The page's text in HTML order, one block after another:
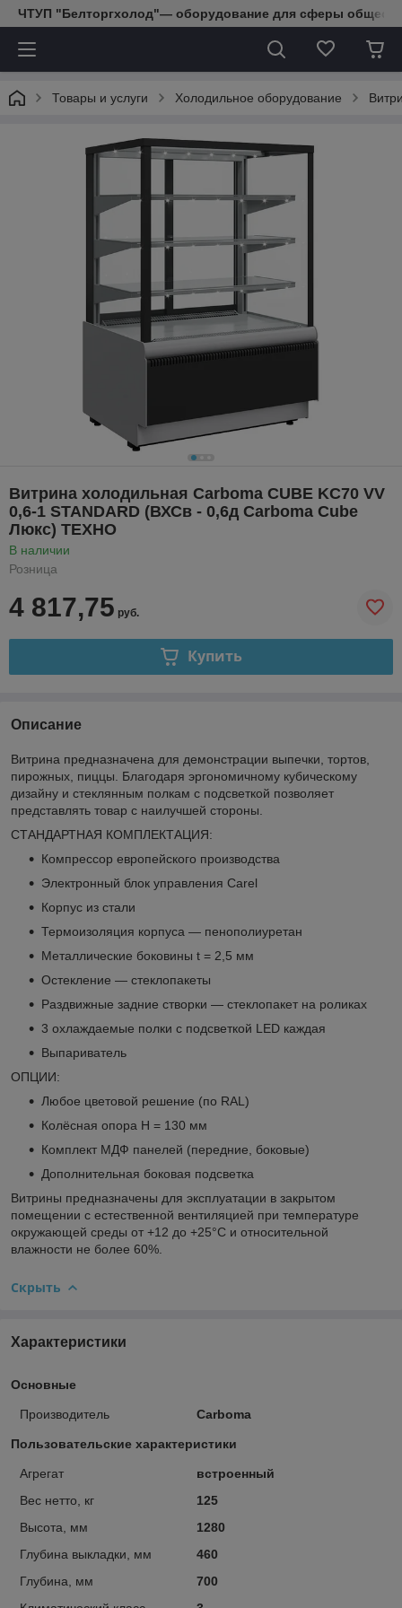
ЧТУП "Белторгхолод"— оборудование для сферы
Товары и услуги Холодильное оборудование
Витрина холодильная Carboma CUBE KC70 VV
0,6-1 STANDARD (ВХСв - 0,6д Carboma Cube
Люкс) ТЕХНО
В наличии
Розница
4 817,75 руб.
Купить
Описание
Витрина предназначена для демонстрации выпечки, тортов,
пирожных, пиццы. Благодаря эргономичному кубическому
дизайну и стеклянным полкам с подсветкой позволяет
представлять товар с наилучшей стороны.
СТАНДАРТНАЯ КОМПЛЕКТАЦИЯ:
Компрессор европейского производства
Электронный блок управления Carel
Корпус из стали
Термоизоляция корпуса — пенополиуретан
Металлические боковины t = 2,5 мм
Остекление — стеклопакеты
Раздвижные задние створки — стеклопакет на роликах
3 охлаждаемые полки с подсветкой LED каждая
Выпариватель
ОПЦИИ:
Любое цветовой решение (по RAL)
Колёсная опора H = 130 мм
Комплект МДФ панелей (передние, боковые)
Дополнительная боковая подсветка
Витрины предназначены для эксплуатации в закрытом
помещении с естественной вентиляцией при температуре
окружающей среды от +12 до +25°C и относительной
влажности не более 60%.
Скрыть
Характеристики
Основные
Производитель Carboma
Пользовательские характеристики
Агрегат
встроенный
Вес нетто, кг
125
Высота, мм
1280
Глубина выкладки, мм
460
Глубина, мм
700